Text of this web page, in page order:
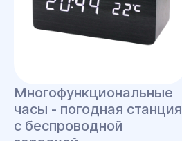
Многофункциональные
часы - погодная станция
с беспроводной